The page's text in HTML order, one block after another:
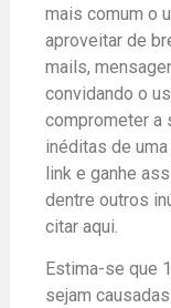
mais comum o
aproveitar de
mails,
convidando o
comprometer a
inéditas de
link e ganhe
dentre outros
citar aqui.
Estima-se que
sejam